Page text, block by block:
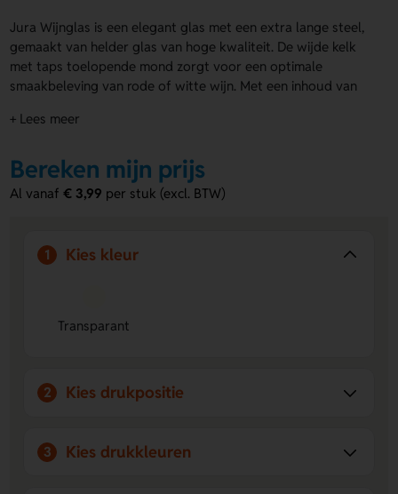
Jura Wijnglas is een elegant glas met een extra lange steel,
gemaakt van helder glas van hoge kwaliteit. De wijde kelk
met taps toelopende mond zorgt voor een optimale
smaakbeleving van rode of witte wijn. Met een inhoud van
borrels of thuisgebruik. Je kunt de voor- en achterzijde van
Bestel snel of vraag eerst een offerte op.
Voordelen van de Jura Wijnglas
logo of ontwerp naar keuze.
Extra lange steel:
evenementen dankzij de hoogwaardige kwaliteit.
+ Lees meer
Bereken mijn prijs
Al vanaf€ 3,99 per stuk (excl. BTW)
1 Kies kleur
Transparant
2 Kies drukpositie
3 Kies drukkleuren